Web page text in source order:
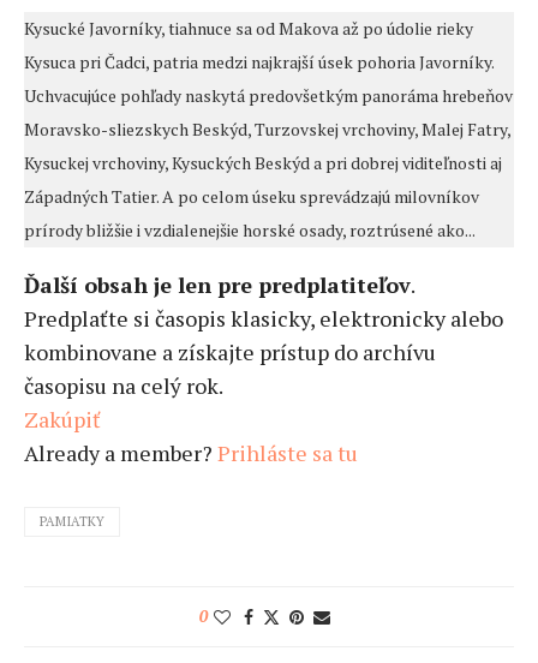
Kysucké Javorníky, tiahnuce sa od Makova až po údolie rieky
Kysuca pri Čadci, patria medzi najkrajší úsek pohoria Javorníky.
Uchvacujúce pohľady naskytá predovšetkým panoráma hrebeňov
Moravsko-sliezskych Beskýd, Turzovskej vrchoviny, Malej Fatry,
Kysuckej vrchoviny, Kysuckých Beskýd a pri dobrej viditeľnosti aj
Západných Tatier. A po celom úseku sprevádzajú milovníkov
prírody bližšie i vzdialenejšie horské osady, roztrúsené ako...
Ďalší obsah je len pre predplatiteľov.
Predplaťte si časopis klasicky, elektronicky alebo
kombinovane a získajte prístup do archívu
časopisu na celý rok.
Zakúpiť
Already a member? Prihláste sa tu
PAMIATKY
0